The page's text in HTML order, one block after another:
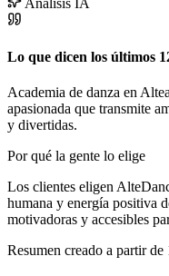
Lo que dicen los últimos
Academia de danza en
apasionada que transmite
y divertidas.
Por qué la gente lo elige
Los clientes eligen
humana y energía positiva
motivadoras y accesibles
Resumen creado a partir de